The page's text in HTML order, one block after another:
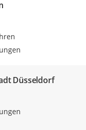
Düsseldorf